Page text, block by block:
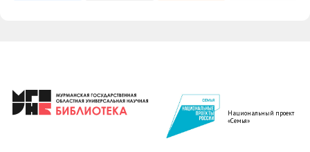
Национальный проект
«Семья»